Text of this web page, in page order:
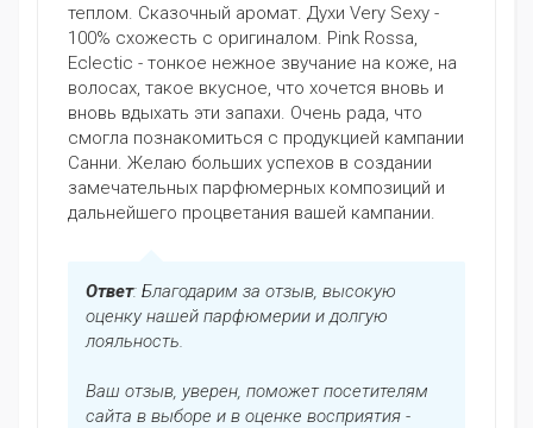
теплом. Сказочный аромат. Духи Very Sexy -
100% схожесть c оригиналом. Pink Rossa,
Eclectic - тонкое нежное звучание на коже, на
волосах, такое вкусное, что хочется вновь и
вновь вдыхать эти запахи. Очень рада, что
смогла познакомиться с продукцией кампании
Санни. Желаю больших успехов в создании
замечательных парфюмерных композиций и
дальнейшего процветания вашей кампании.
Ответ: Благодарим за отзыв, высокую
оценку нашей парфюмерии и долгую
лояльность.
Ваш отзыв, уверен, поможет посетителям
сайта в выборе и в оценке восприятия -